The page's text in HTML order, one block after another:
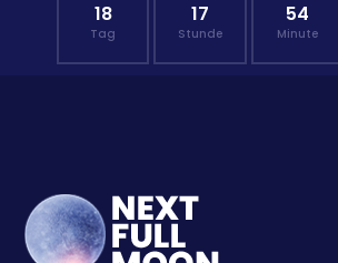
18
Tag
17
Stunde
54
Minute